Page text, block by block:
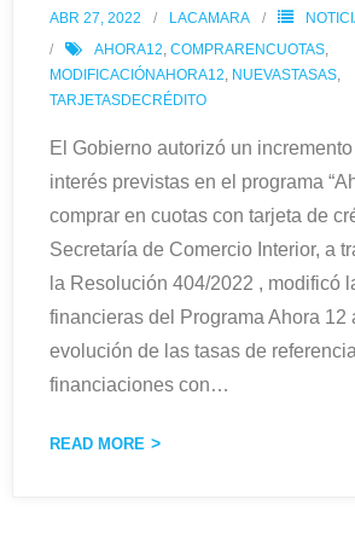
ABR 27, 2022 LACAMARA
AHORA12, COMPRARENCUOTAS,
MODIFICACIÓNAHORA12, NUEVASTASAS,
TARJETASDECRÉDITO
El Gobierno autorizó un
interés previstas en el programa
comprar en cuotas con tarjeta de
Secretaría de Comercio Interior, a
la Resolución 404/2022 , modificó
financieras del Programa Ahora 12
evolución de las tasas de
financiaciones con…
READ MORE